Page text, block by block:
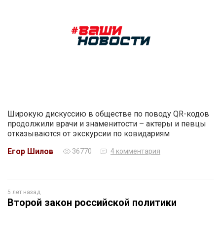
Широкую дискуссию в обществе по поводу QR-кодов
продолжили врачи и знаменитости – актеры и певцы
отказываются от экскурсии по ковидариям
Егор Шилов
36770 4 комментария
5 лет назад
Второй закон российской политики